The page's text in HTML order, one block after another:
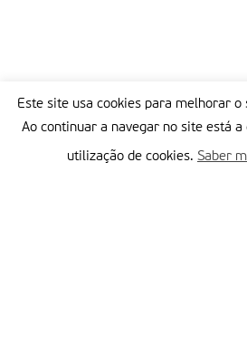
Este site usa cookies para melhorar o
Ao continuar a navegar no site está
utilização de cookies. Saber